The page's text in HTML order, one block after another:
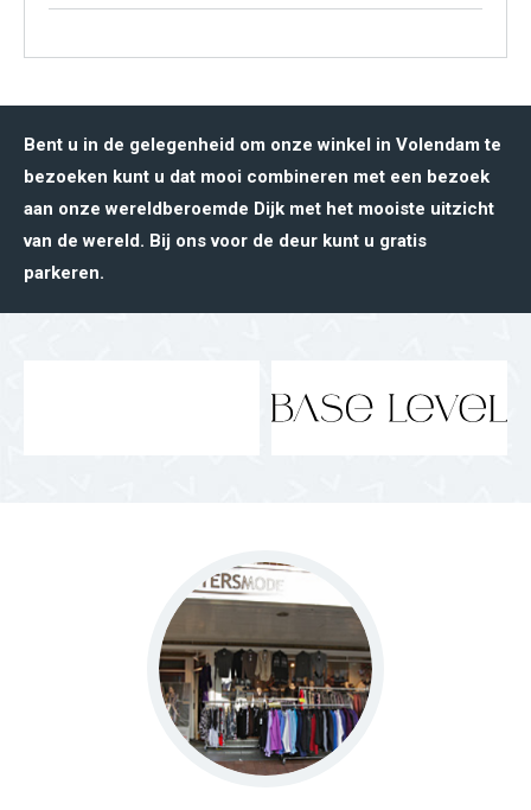
Bent u in de gelegenheid om onze winkel in Volendam te
bezoeken kunt u dat mooi combineren met een bezoek
aan onze wereldberoemde Dijk met het mooiste uitzicht
van de wereld. Bij ons voor de deur kunt u gratis
parkeren.